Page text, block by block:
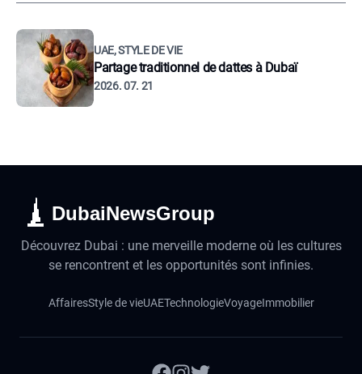
UAE, STYLE DE VIE
Partage traditionnel de dattes à Dubaï
2026. 07. 21
DubaiNewsGroup
Découvrez Dubai : une merveille moderne où les cultures
se rencontrent et les opportunités sont infinies.
AffairesStyle de vieUAETechnologieVoyageImmobilier